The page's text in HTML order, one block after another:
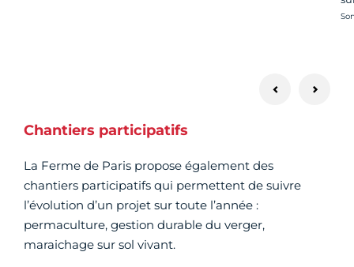
Chantiers participatifs
La Ferme de Paris propose également des
chantiers participatifs qui permettent de suivre
l’évolution d’un projet sur toute l’année :
permaculture, gestion durable du verger,
maraichage sur sol vivant.